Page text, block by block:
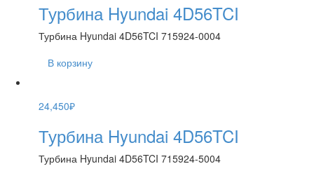
Турбина Hyundai 4D56TCI
Турбина Hyundai 4D56TCI 715924-0004
В корзину
24,450₽
Турбина Hyundai 4D56TCI
Турбина Hyundai 4D56TCI 715924-5004